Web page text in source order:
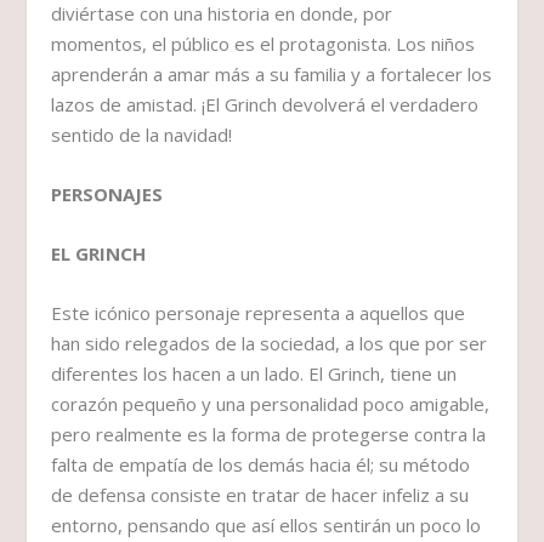
diviértase con una historia en donde, por
momentos, el público es el protagonista. Los niños
aprenderán a amar más a su familia y a fortalecer los
lazos de amistad. ¡El Grinch devolverá el verdadero
sentido de la navidad!
PERSONAJES
EL GRINCH
Este icónico personaje representa a aquellos que
han sido relegados de la sociedad, a los que por ser
diferentes los hacen a un lado. El Grinch, tiene un
corazón pequeño y una personalidad poco amigable,
pero realmente es la forma de protegerse contra la
falta de empatía de los demás hacia él; su método
de defensa consiste en tratar de hacer infeliz a su
entorno, pensando que así ellos sentirán un poco lo